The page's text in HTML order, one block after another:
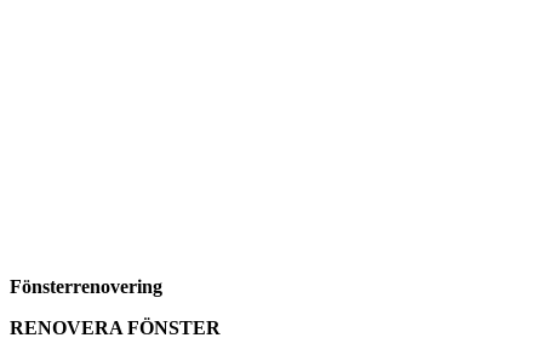
Fönsterrenovering
RENOVERA FÖNSTER